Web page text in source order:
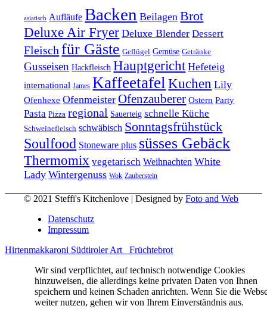
asiatisch Aufläufe Backen Beilagen Brot
Deluxe Air Fryer Deluxe Blender Dessert
Fleisch für Gäste Geflügel Gemüse Getränke
Gusseisen Hackfleisch Hauptgericht Hefeteig
international James Kaffeetafel Kuchen Lily
Ofenhexe Ofenmeister Ofenzauberer Ostern Party
Pasta Pizza regional Sauerteig schnelle Küche
Schweinefleisch schwäbisch Sonntagsfrühstück
Soulfood Stoneware plus süsses Gebäck
Thermomix vegetarisch Weihnachten White
Lady Wintergenuss Wok Zauberstein
© 2021 Steffi's Kitchenlove | Designed byFoto and Web
Datenschutz
Impressum
Hirtenmakkaroni Südtiroler Art
Früchtebrot
Wir sind verpflichtet, auf technisch notwendige Cookies
hinzuweisen, die allerdings keine privaten Daten von Ihnen
speichern und keinen Schaden anrichten. Wenn Sie die
weiter nutzen, gehen wir von Ihrem Einverständnis aus.